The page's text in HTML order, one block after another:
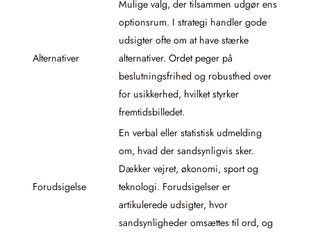
Alternativer
Mulige valg, der tilsammen udgør ens
optionsrum. I strategi handler gode
udsigter ofte om at have stærke
alternativer. Ordet peger på
beslutningsfrihed og robusthed over
for usikkerhed, hvilket styrker
fremtidsbilledet.
Forudsigelse
En verbal eller statistisk udmelding
om, hvad der sandsynligvis sker.
Dækker vejret, økonomi, sport og
teknologi. Forudsigelser er
artikulerede udsigter, hvor
sandsynligheder omsættes til ord, og